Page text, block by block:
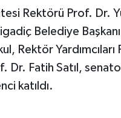
Rektörü Prof. Dr.
Belediye
Rektör
Dr. Fatih Satıl,
katıldı.